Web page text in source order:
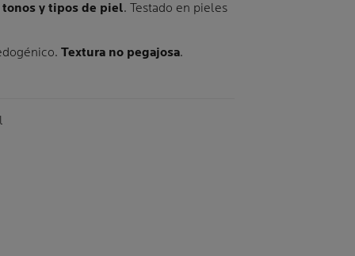
y tipos de piel. Testado en pieles
Textura no pegajosa.